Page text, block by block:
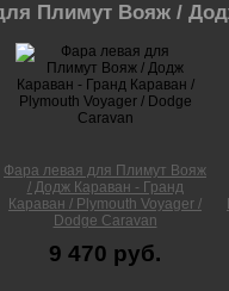
Плимут Вояж /
Фара левая для Плимут Вояж
/ Додж Караван - Гранд
Караван / Plymouth Voyager /
Dodge Caravan
9 470 руб.